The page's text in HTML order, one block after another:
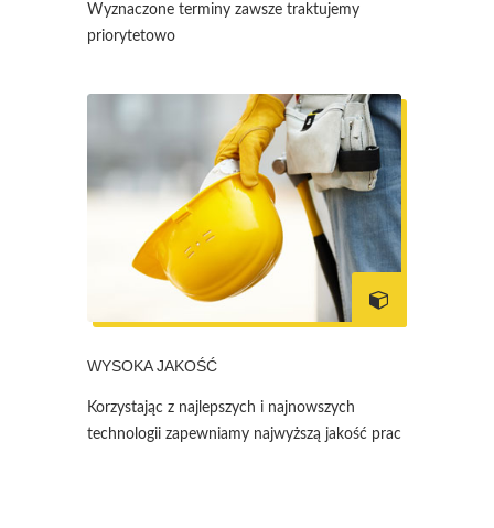
Wyznaczone terminy zawsze traktujemy
priorytetowo
WYSOKA JAKOŚĆ
Korzystając z najlepszych i najnowszych
technologii zapewniamy najwyższą jakość prac